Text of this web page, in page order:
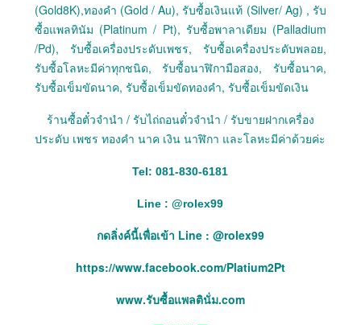
(Gold8K),ทองคำ (Gold / Au), รับซื้อเงินแท้ (Silver/ Ag) , รับ
ซื้อแพลทินัม (Platinum / Pt), รับซื้อพาลาเดียม (Palladium
/Pd), รับซื้อเครื่องประดับเพชร, รับซื้อเครื่องประดับพลอย,
รับซื้อโลหะมีค่าทุกชนิด, รับซื้อนาฬิกามือสอง, รับซื้อนาค,
รับซื้อเข็มขัดนาค, รับซื้อเข็มขัดทองคำ, รับซื้อเข็มขัดเงิน
ร้านซื้อตั๋วจำนำ / รับไถ่ถอนตั๋วจำนำ / รับขายฝากเครื่อง
ประดับ เพชร ทองคำ นาค เงิน นาฬิกา และโลหะมีค่าด้วยค่ะ
Tel: 081-830-6181
Line : @rolex99
กดลิ่งค์นี้เพื่อเข้า Line : @rolex99
https://www.facebook.com/Platium2Pt
www.รับซื้อแพลตินั่ม.com